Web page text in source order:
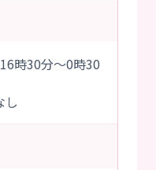
時30分～0時30